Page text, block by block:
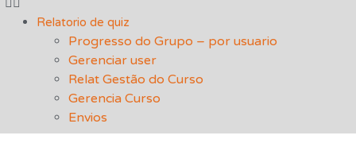
Relatorio de quiz
Progresso do Grupo – por usuario
Gerenciar user
Relat Gestão do Curso
Gerencia Curso
Envios